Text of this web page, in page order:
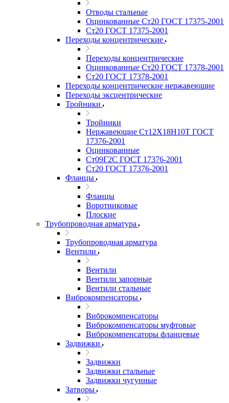
Отводы стальные
Оцинкованные Ст20 ГОСТ 17375-2001
Ст20 ГОСТ 17375-2001
Переходы концентрические
Переходы концентрические
Оцинкованные Ст20 ГОСТ 17378-2001
Ст20 ГОСТ 17378-2001
Переходы концентрические нержавеющие
Переходы эксцентрические
Тройники
Тройники
Нержавеющие Ст12Х18Н10Т ГОСТ
17376-2001
Оцинкованные
Ст09Г2С ГОСТ 17376-2001
Ст20 ГОСТ 17376-2001
Фланцы
Фланцы
Воротниковые
Плоские
Трубопроводная арматура
Трубопроводная арматура
Вентили
Вентили
Вентили запорные
Вентили стальные
Виброкомпенсаторы
Виброкомпенсаторы
Виброкомпенсаторы муфтовые
Виброкомпенсаторы фланцевые
Задвижки
Задвижки
Задвижки стальные
Задвижки чугунные
Затворы